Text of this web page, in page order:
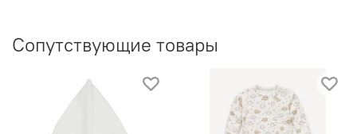
Сопутствующие товары